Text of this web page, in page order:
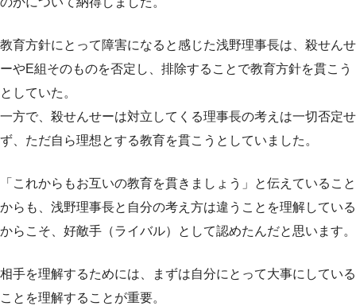
教育方針にとって障害になると感じた浅野理事長は、殺せんせ
ーやE組そのものを否定し、排除することで教育方針を貫こう
としていた。
一方で、殺せんせーは対立してくる理事長の考えは一切否定せ
ず、ただ自ら理想とする教育を貫こうとしていました。
「これからもお互いの教育を貫きましょう」と伝えていること
からも、浅野理事長と自分の考え方は違うことを理解している
からこそ、好敵手（ライバル）として認めたんだと思います。
相手を理解するためには、まずは自分にとって大事にしている
ことを理解することが重要。